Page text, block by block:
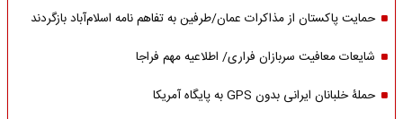
حمایت پاکستان از مذاکرات عمان/طرفین به تفاهم نامه اسلام‌آباد بازگردند
شایعات معافیت سربازان فراری/ اطلاعیه مهم فراجا
حملۀ خلبانان ایرانی بدون GPS به پایگاه آمریکا